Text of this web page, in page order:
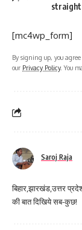
[mc4wp_form]
By signing up, you
our Privacy Policy. You
Saroj Raja
बिहार,झारखंड,उत्तर
की बात दिखिये सब-कुछ!